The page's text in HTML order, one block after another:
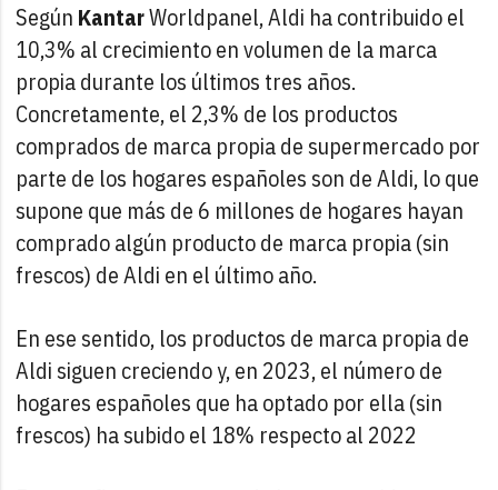
Según KantarWorldpanel, Aldi ha contribuido el
10,3% al crecimiento en volumen de la marca
propia durante los últimos tres años.
Concretamente, el 2,3% de los productos
comprados de marca propia de supermercado por
parte de los hogares españoles son de Aldi, lo que
supone que más de 6 millones de hogares hayan
comprado algún producto de marca propia (sin
frescos) de Aldi en el último año.
En ese sentido, los productos de marca propia de
Aldi siguen creciendo y, en 2023, el número de
hogares españoles que ha optado por ella (sin
frescos) ha subido el 18% respecto al 2022